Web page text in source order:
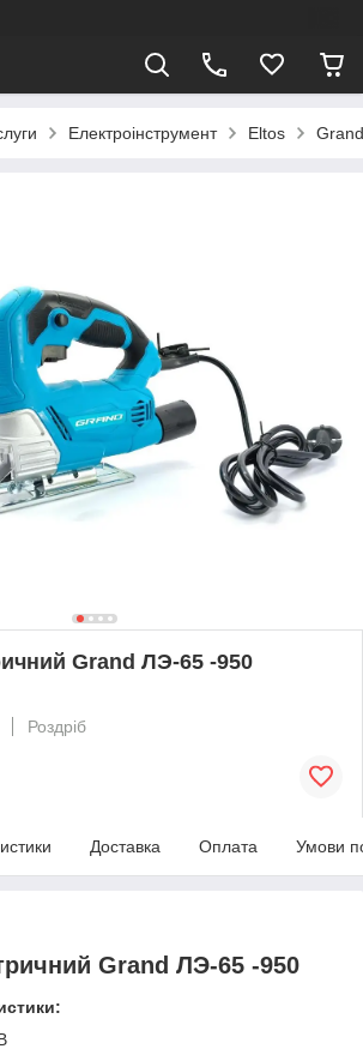
Електроінструмент Eltos Grand
Grand ЛЭ-65 -950
Роздріб
Доставка Оплата Умови
Grand ЛЭ-65 -950